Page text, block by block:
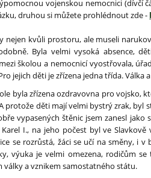
vojenskou nemocnici (dívčí
druhou si můžete prohlédnout zde -
nejen kvůli prostoru, ale museli
Byla velmi vysoká absence,
školou a nemocnicí vyostřovala,
jejich děti je zřízena jedna třída.
byla zřízena ozdravovna pro vojsko,
děti mají velmi bystrý zrak, byl
vypasených štěnic jsem zanesl
I., na jeho počest byl ve
se rozrůstá, žáci se učí na směny, i
výuka je velmi omezena, rodičům
války a vznikem samostatného státu.